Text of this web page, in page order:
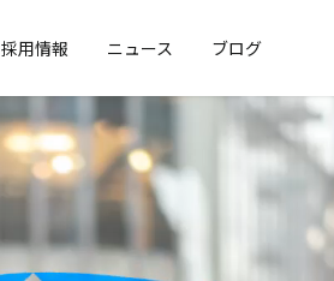
採用情報 ニュース ブログ